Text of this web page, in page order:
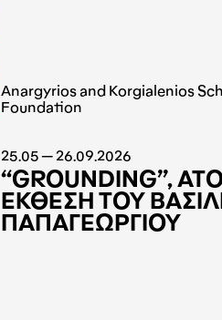
Anargyrios and Korgialenios
Foundation
25.05 — 26.09.2026
“GROUNDING”,
ΕΚΘΕΣΗ ΤΟΥ
ΠΑΠΑΓΕΩΡΓΙΟΥ